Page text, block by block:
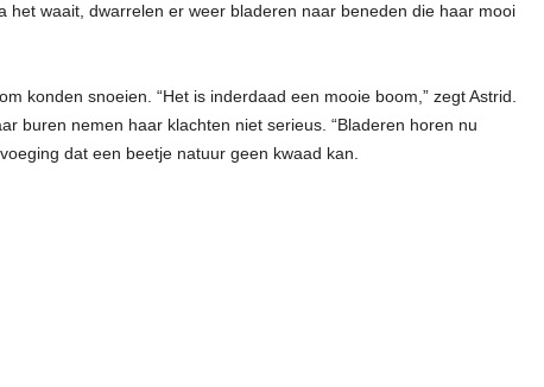
het waait, dwarrelen er weer bladeren naar beneden die haar mooi
konden snoeien. “Het is inderdaad een mooie boom,” zegt Astrid.
buren nemen haar klachten niet serieus. “Bladeren horen nu
dat een beetje natuur geen kwaad kan.